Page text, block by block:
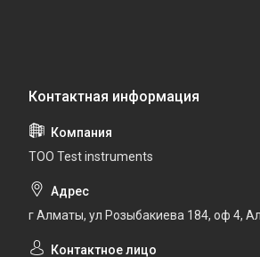
ТОО Test instruments
г Алматы, ул Розыбакиева 184, оф 4,